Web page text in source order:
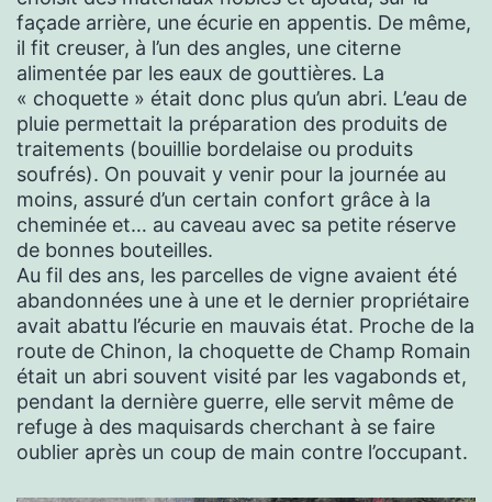
façade arrière, une écurie en appentis. De même,
il fit creuser, à l’un des angles, une citerne
alimentée par les eaux de gouttières. La
« choquette » était donc plus qu’un abri. L’eau de
pluie permettait la préparation des produits de
traitements (bouillie bordelaise ou produits
soufrés). On pouvait y venir pour la journée au
moins, assuré d’un certain confort grâce à la
cheminée et… au caveau avec sa petite réserve
de bonnes bouteilles.
Au fil des ans, les parcelles de vigne avaient été
abandonnées une à une et le dernier propriétaire
avait abattu l’écurie en mauvais état. Proche de la
route de Chinon, la choquette de Champ Romain
était un abri souvent visité par les vagabonds et,
pendant la dernière guerre, elle servit même de
refuge à des maquisards cherchant à se faire
oublier après un coup de main contre l’occupant.